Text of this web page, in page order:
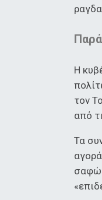
Η
τον
από
Τα